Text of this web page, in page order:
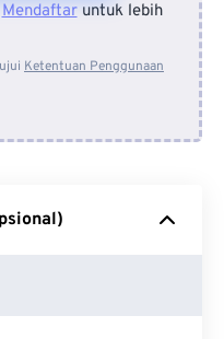
Mendaftaruntuk lebih
Ketentuan Penggunaan